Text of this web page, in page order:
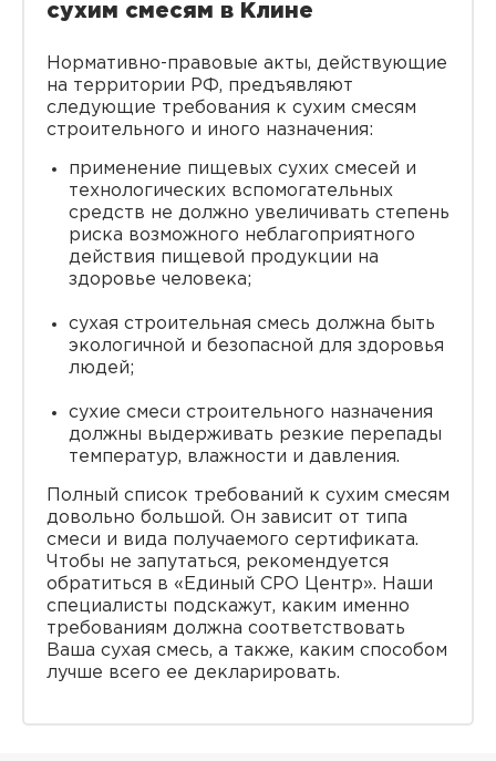
сухим смесям в Клине
Нормативно-правовые акты, действующие
на территории РФ, предъявляют
следующие требования к сухим смесям
строительного и иного назначения:
применение пищевых сухих смесей и
технологических вспомогательных
средств не должно увеличивать степень
риска возможного неблагоприятного
действия пищевой продукции на
здоровье человека;
сухая строительная смесь должна быть
экологичной и безопасной для здоровья
людей;
сухие смеси строительного назначения
должны выдерживать резкие перепады
температур, влажности и давления.
Полный список требований к сухим смесям
довольно большой. Он зависит от типа
смеси и вида получаемого сертификата.
Чтобы не запутаться, рекомендуется
обратиться в «Единый СРО Центр». Наши
специалисты подскажут, каким именно
требованиям должна соответствовать
Ваша сухая смесь, а также, каким способом
лучше всего ее декларировать.